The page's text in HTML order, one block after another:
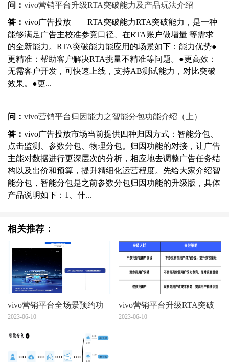
问： vivo营销平台升级RTA突破能力及产品玩法介绍
答： vivo广告投放——RTA突破能力RTA突破能力，是一种
能够满足广告主校准参竞口径、在RTA账户做增量 等需求
的全新能力。RTA突破能力能应用的场景如下：能力优势●
更精准：帮助客户解决RTA挑量不精准等问题。●更高效：
无需客户开发，可快速上线，支持AB测试能力，对比突破
效果。●更...
问： vivo营销平台归因能力之智能分包功能介绍（上）
答： vivo广告投放市场当前提供四种归因方式：智能分包、
点击监测、参数分包、物理分包。归因功能的对接，让广告
主能对数据进行更深层次的分析，相应地去调整广告任务结
构以及出价和预算，提升精细化运营程度。先给大家介绍智
能分包，智能分包是之前参数分包归因功能的升级版，具体
产品说明如下：1、什...
相关推荐：
vivo营销平台全场景预约功
能介绍
2023-06-10
vivo营销平台升级RTA突破
能力及产品玩法介绍
2023-06-10